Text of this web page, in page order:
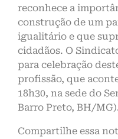
reconhece a
construção de um
igualitário e que
cidadãos. O
para celebração
profissão, que
18h30, na sede do
Barro Preto, BH/
Compartilhe essa